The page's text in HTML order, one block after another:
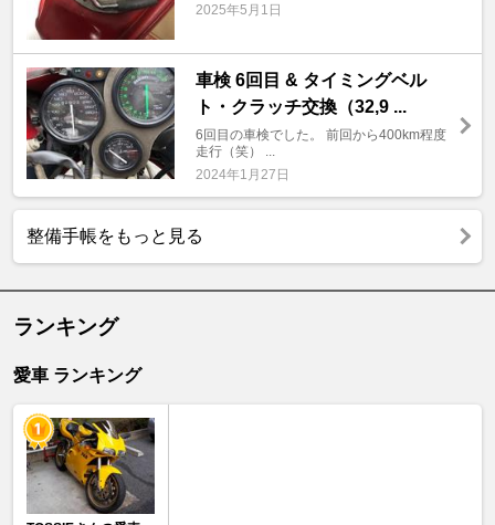
2025年5月1日
車検 6回目 & タイミングベル
ト・クラッチ交換（32,9 ...
6回目の車検でした。 前回から400km程度
走行（笑） ...
2024年1月27日
整備手帳をもっと見る
ランキング
愛車 ランキング